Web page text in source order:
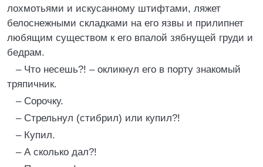
лохмотьями и искусанному штифтами, ляжет
белоснежными складками на его язвы и прилипнет
любящим существом к его впалой зябнущей груди и
бедрам.
– Что несешь?! – окликнул его в порту знакомый
тряпичник.
– Сорочку.
– Стрельнул (стибрил) или купил?!
– Купил.
– А сколько дал?!